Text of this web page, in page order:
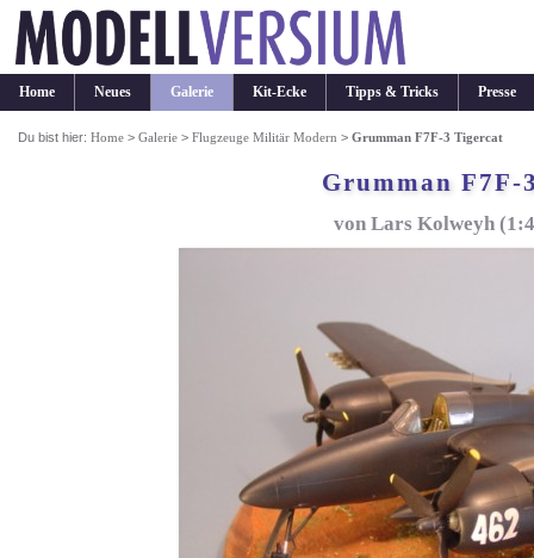
Home Neues Galerie Kit-Ecke Tipps & Tricks Presse
Du bist hier:Home >Galerie >Flugzeuge Militär Modern >Grumman F7F-3 Tigercat
Grumman F7F-
von Lars Kolweyh